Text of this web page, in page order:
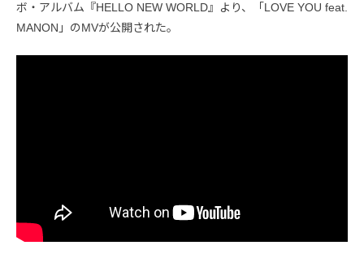
ボ・アルバム『HELLO NEW WORLD』より、「LOVE YOU feat.
MANON」のMVが公開された。